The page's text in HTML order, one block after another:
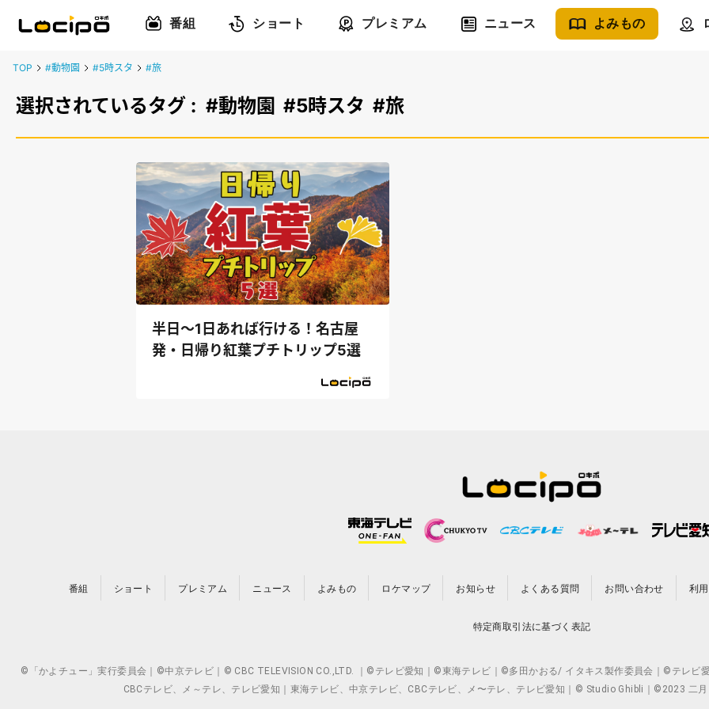
番組 ショート プレミアム ニュース よみもの
TOP #動物園 #5時スタ #旅
選択されているタグ : #動物園 #5時スタ #旅
半日～1日あれば行ける！名古屋
発・日帰り紅葉プチトリップ5選
番組 ショート プレミアム ニュース よみもの ロケマップ お知らせ よくある質問 お問い合わせ 利
特定商取引法に基づく表記
©「かよチュー」実行委員会｜©中京テレビ｜© CBC TELEVISION CO.,LTD. ｜©テレビ愛知｜©東海テレビ｜©多田かおる/ イタキス製作委員会｜©テレビ
CBCテレビ、メ～テレ、テレビ愛知｜東海テレビ、中京テレビ、CBCテレビ、メ〜テレ、テレビ愛知｜© Studio Ghibli｜©2023 二